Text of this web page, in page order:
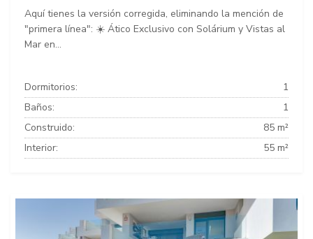
Aquí tienes la versión corregida, eliminando la mención de
"primera línea": ☀️ Ático Exclusivo con Solárium y Vistas al
Mar en...
Dormitorios:
1
Baños:
1
Construido:
85 m²
Interior:
55 m²